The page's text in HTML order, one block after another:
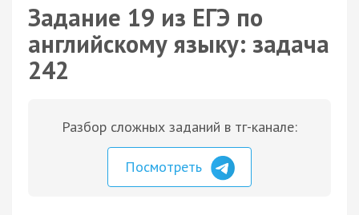
Задание 19 из ЕГЭ по
английскому языку: задача
242
Разбор сложных заданий в тг-канале:
Посмотреть